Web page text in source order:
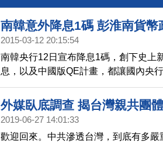
南韓意外降息1碼 彭淮南貨幣
2015-03-12 20:15:54
南韓央行12日宣布降息1碼，創下史上
息，以及中國版QE計畫，都讓國內央
央行總裁彭淮南說，何時升息？3月26
外媒臥底調查 揭台灣親共團
2019-06-27 14:01:33
歡迎回來。中共滲透台灣，到底有多嚴